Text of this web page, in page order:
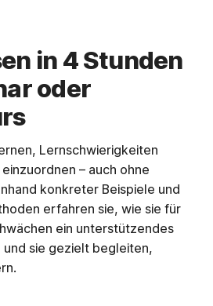
in 4 Stunden
oder
Lernschwierigkeiten
– auch ohne
konkreter Beispiele und
erfahren sie, wie sie für
ein unterstützendes
sie gezielt begleiten,